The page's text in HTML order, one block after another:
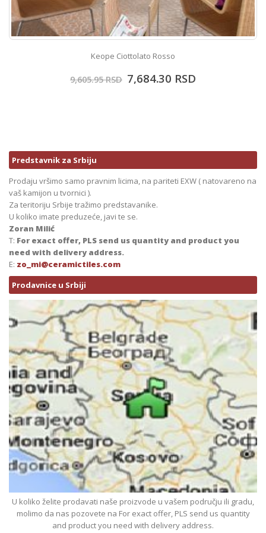
Keope Ciottolato Rosso
9,605.95RSD 7,684.30 RSD
Predstavnik za Srbiju
Prodaju vršimo samo pravnim licima, na pariteti EXW ( natovareno na
vaš kamijon u tvornici ).
Za teritoriju Srbije tražimo predstavanike.
U koliko imate preduzeće, javi te se.
Zoran Milić
T: For exact offer, PLS send us quantity and product you
need with delivery address.
E: zo_mi@ceramictiles.com
Prodavnice u Srbiji
U koliko želite prodavati naše proizvode u vašem području ili gradu,
molimo da nas pozovete na For exact offer, PLS send us quantity
and product you need with delivery address.